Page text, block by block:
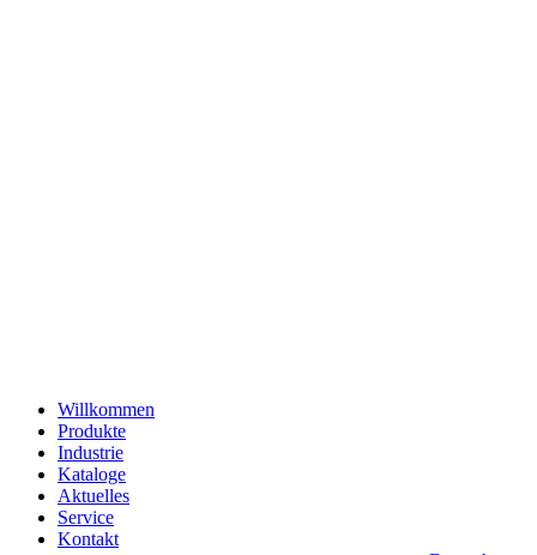
Willkommen
Produkte
Industrie
Kataloge
Aktuelles
Service
Kontakt